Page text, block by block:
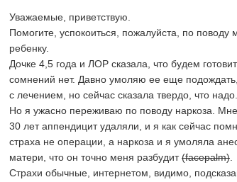
Уважаемые, приветствую.
Помогите, успокоиться, пожалуйста, по поводу
ребенку.
Дочке 4,5 года и ЛОР сказала, что будем
сомнений нет. Давно умоляю ее еще
с лечением, но сейчас сказала твердо, что надо.
Но я ужасно переживаю по поводу наркоза.
30 лет аппендицит удаляли, и я как сейчас
страха не операции, а наркоза и я умоляла
матери, что он точно меня разбудит(facepalm)
Страхи обычные, интернетом, видимо,